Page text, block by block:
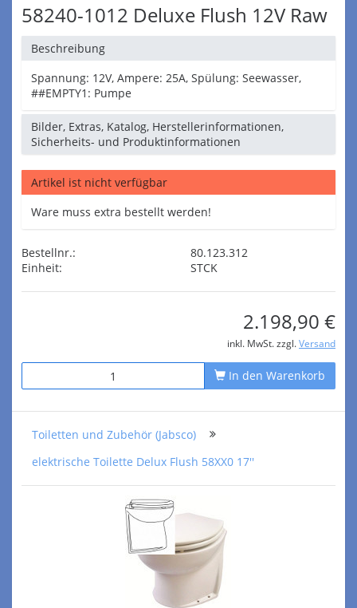
58240-1012 Deluxe Flush 12V Raw
Beschreibung
Spannung: 12V, Ampere: 25A, Spülung: Seewasser,
##EMPTY1: Pumpe
Bilder, Extras, Katalog, Herstellerinformationen,
Sicherheits- und Produktinformationen
Artikel ist nicht verfügbar
Ware muss extra bestellt werden!
Bestellnr.:
80.123.312
Einheit:
STCK
2.198,90 €
inkl. MwSt. zzgl. Versand
In den Warenkorb
Toiletten und Zubehör (Jabsco)
elektrische Toilette Delux Flush 58XX0 17''